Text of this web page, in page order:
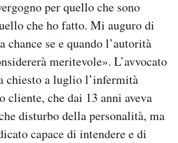
per quello che sono
che ho fatto. Mi auguro di
chance se e quando l’autorità
meritevole». L’avvocato
chiesto a luglio l’infermità
cliente, che dai 13 anni aveva
disturbo della personalità, ma
capace di intendere e di